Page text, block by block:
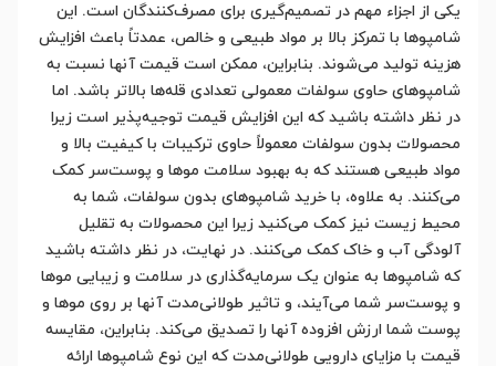
یکی از اجزاء مهم در تصمیم‌گیری برای مصرف‌کنندگان است. این
شامپوها با تمرکز بالا بر مواد طبیعی و خالص، عمدتاً باعث افزایش
هزینه تولید می‌شوند. بنابراین، ممکن است قیمت آنها نسبت به
شامپوهای حاوی سولفات معمولی تعدادی قله‌ها بالاتر باشد. اما
در نظر داشته باشید که این افزایش قیمت توجیه‌پذیر است زیرا
محصولات بدون سولفات معمولاً حاوی ترکیبات با کیفیت بالا و
مواد طبیعی هستند که به بهبود سلامت موها و پوست‌سر کمک
می‌کنند. به علاوه، با خرید شامپوهای بدون سولفات، شما به
محیط زیست نیز کمک می‌کنید زیرا این محصولات به تقلیل
آلودگی آب و خاک کمک می‌کنند. در نهایت، در نظر داشته باشید
که شامپوها به عنوان یک سرمایه‌گذاری در سلامت و زیبایی موها
و پوست‌سر شما می‌آیند، و تاثیر طولانی‌مدت آنها بر روی موها و
پوست شما ارزش افزوده آنها را تصدیق می‌کند. بنابراین، مقایسه
قیمت با مزایای دارویی طولانی‌مدت که این نوع شامپوها ارائه